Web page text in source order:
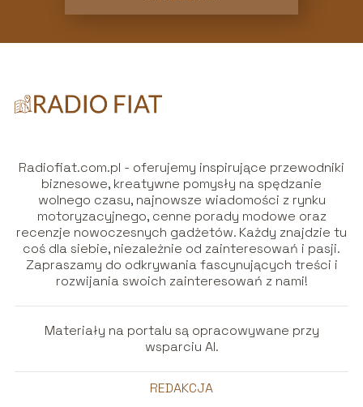
Radiofiat.com.pl - oferujemy inspirujące przewodniki
biznesowe, kreatywne pomysły na spędzanie
wolnego czasu, najnowsze wiadomości z rynku
motoryzacyjnego, cenne porady modowe oraz
recenzje nowoczesnych gadżetów. Każdy znajdzie tu
coś dla siebie, niezależnie od zainteresowań i pasji.
Zapraszamy do odkrywania fascynujących treści i
rozwijania swoich zainteresowań z nami!
Materiały na portalu są opracowywane przy
wsparciu AI.
REDAKCJA